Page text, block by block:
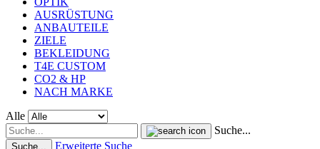
AUSRÜSTUNG
ANBAUTEILE
ZIELE
BEKLEIDUNG
T4E CUSTOM
CO2 & HP
NACH MARKE
Alle
Suche...
Suche... Erweiterte Suche